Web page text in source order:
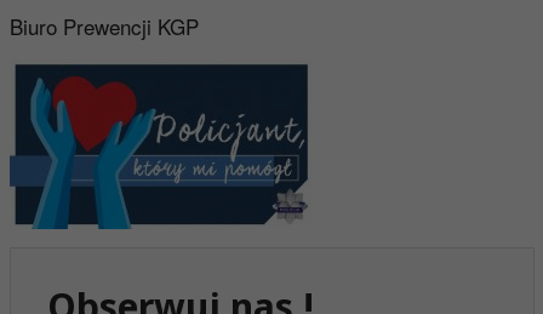
Biuro Prewencji KGP